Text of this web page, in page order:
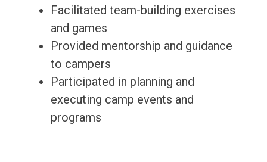
Facilitated team-building exercises
and games
Provided mentorship and guidance
to campers
Participated in planning and
executing camp events and
programs